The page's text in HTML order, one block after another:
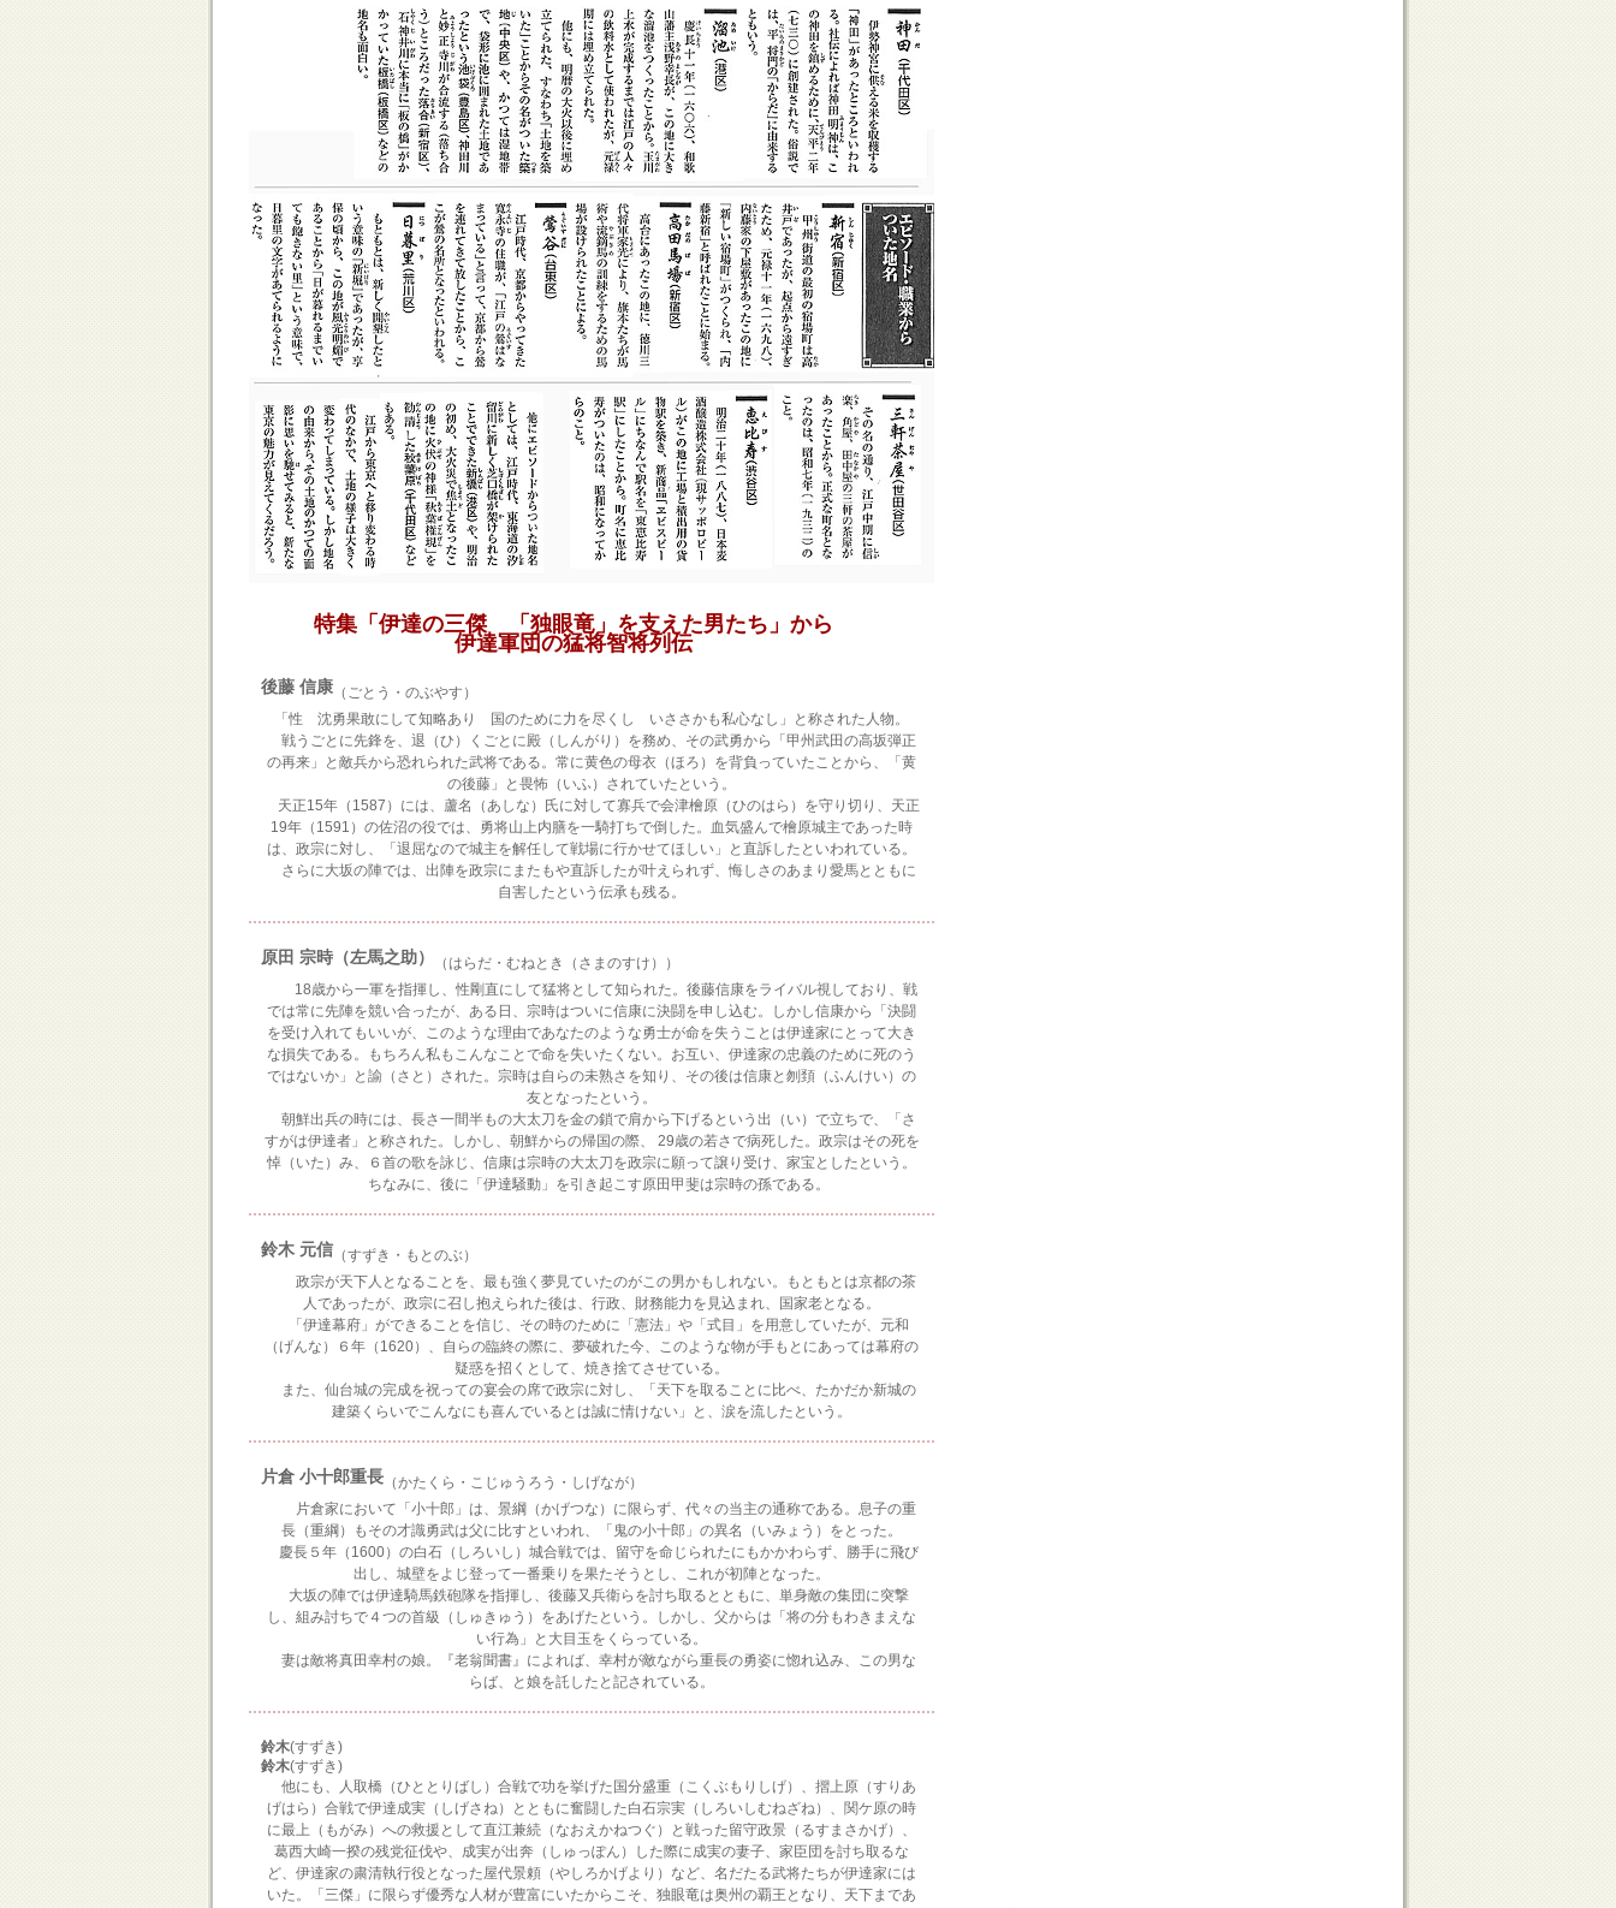
特集「伊達の三傑 「独眼竜」を支えた男たち」から
伊達軍団の猛将智将列伝
後藤 信康 （ごとう・のぶやす）
「性 沈勇果敢にして知略あり 国のために力を尽くし いささかも私心なし」と称された人物。
戦うごとに先鋒を、退（ひ）くごとに殿（しんがり）を務め、その武勇から「甲州武田の高坂弾正
の再来」と敵兵から恐れられた武将である。常に黄色の母衣（ほろ）を背負っていたことから、「黄
の後藤」と畏怖（いふ）されていたという。
天正15年（1587）には、蘆名（あしな）氏に対して寡兵で会津檜原（ひのはら）を守り切り、天正
19年（1591）の佐沼の役では、勇将山上内膳を一騎打ちで倒した。血気盛んで檜原城主であった時
は、政宗に対し、「退屈なので城主を解任して戦場に行かせてほしい」と直訴したといわれている。
さらに大坂の陣では、出陣を政宗にまたもや直訴したが叶えられず、悔しさのあまり愛馬とともに
自害したという伝承も残る。
原田 宗時（左馬之助）
（はらだ・むねとき（さまのすけ））
18歳から一軍を指揮し、性剛直にして猛将として知られた。後藤信康をライバル視しており、戦
では常に先陣を競い合ったが、ある日、宗時はついに信康に決闘を申し込む。しかし信康から「決闘
を受け入れてもいいが、このような理由であなたのような勇士が命を失うことは伊達家にとって大き
な損失である。もちろん私もこんなことで命を失いたくない。お互い、伊達家の忠義のために死のう
ではないか」と諭（さと）された。宗時は自らの未熟さを知り、その後は信康と刎頚（ふんけい）の
友となったという。
朝鮮出兵の時には、長さ一間半もの大太刀を金の鎖で肩から下げるという出（い）で立ちで、「さ
すがは伊達者」と称された。しかし、朝鮮からの帰国の際、 29歳の若さで病死した。政宗はその死を
悼（いた）み、６首の歌を詠じ、信康は宗時の大太刀を政宗に願って譲り受け、家宝としたという。
ちなみに、後に「伊達騒動」を引き起こす原田甲斐は宗時の孫である。
鈴木 元信 （すずき・もとのぶ）
政宗が天下人となることを、最も強く夢見ていたのがこの男かもしれない。もともとは京都の茶
人であったが、政宗に召し抱えられた後は、行政、財務能力を見込まれ、国家老となる。
「伊達幕府」ができることを信じ、その時のために「憲法」や「式目」を用意していたが、元和
（げんな）６年（1620）、自らの臨終の際に、夢破れた今、このような物が手もとにあっては幕府の
疑惑を招くとして、焼き捨てさせている。
また、仙台城の完成を祝っての宴会の席で政宗に対し、「天下を取ることに比べ、たかだか新城の
建築くらいでこんなにも喜んでいるとは誠に情けない」と、涙を流したという。
片倉 小十郎重長 （かたくら・こじゅうろう・しげなが）
片倉家において「小十郎」は、景綱（かげつな）に限らず、代々の当主の通称である。息子の重
長（重綱）もその才識勇武は父に比すといわれ、「鬼の小十郎」の異名（いみょう）をとった。
慶長５年（1600）の白石（しろいし）城合戦では、留守を命じられたにもかかわらず、勝手に飛び
出し、城壁をよじ登って一番乗りを果たそうとし、これが初陣となった。
大坂の陣では伊達騎馬鉄砲隊を指揮し、後藤又兵衛らを討ち取るとともに、単身敵の集団に突撃
し、組み討ちで４つの首級（しゅきゅう）をあげたという。しかし、父からは「将の分もわきまえな
い行為」と大目玉をくらっている。
妻は敵将真田幸村の娘。『老翁聞書』によれば、幸村が敵ながら重長の勇姿に惚れ込み、この男な
らば、と娘を託したと記されている。
鈴木(すずき)
鈴木(すずき)
他にも、人取橋（ひととりばし）合戦で功を挙げた国分盛重（こくぶもりしげ）、摺上原（すりあ
げはら）合戦で伊達成実（しげさね）とともに奮闘した白石宗実（しろいしむねざね）、関ケ原の時
に最上（もがみ）への救援として直江兼続（なおえかねつぐ）と戦った留守政景（るすまさかげ）、
葛西大崎一揆の残党征伐や、成実が出奔（しゅっぽん）した際に成実の妻子、家臣団を討ち取るな
ど、伊達家の粛清執行役となった屋代景頼（やしろかげより）など、名だたる武将たちが伊達家には
いた。「三傑」に限らず優秀な人材が豊富にいたからこそ、独眼竜は奥州の覇王となり、天下まであ